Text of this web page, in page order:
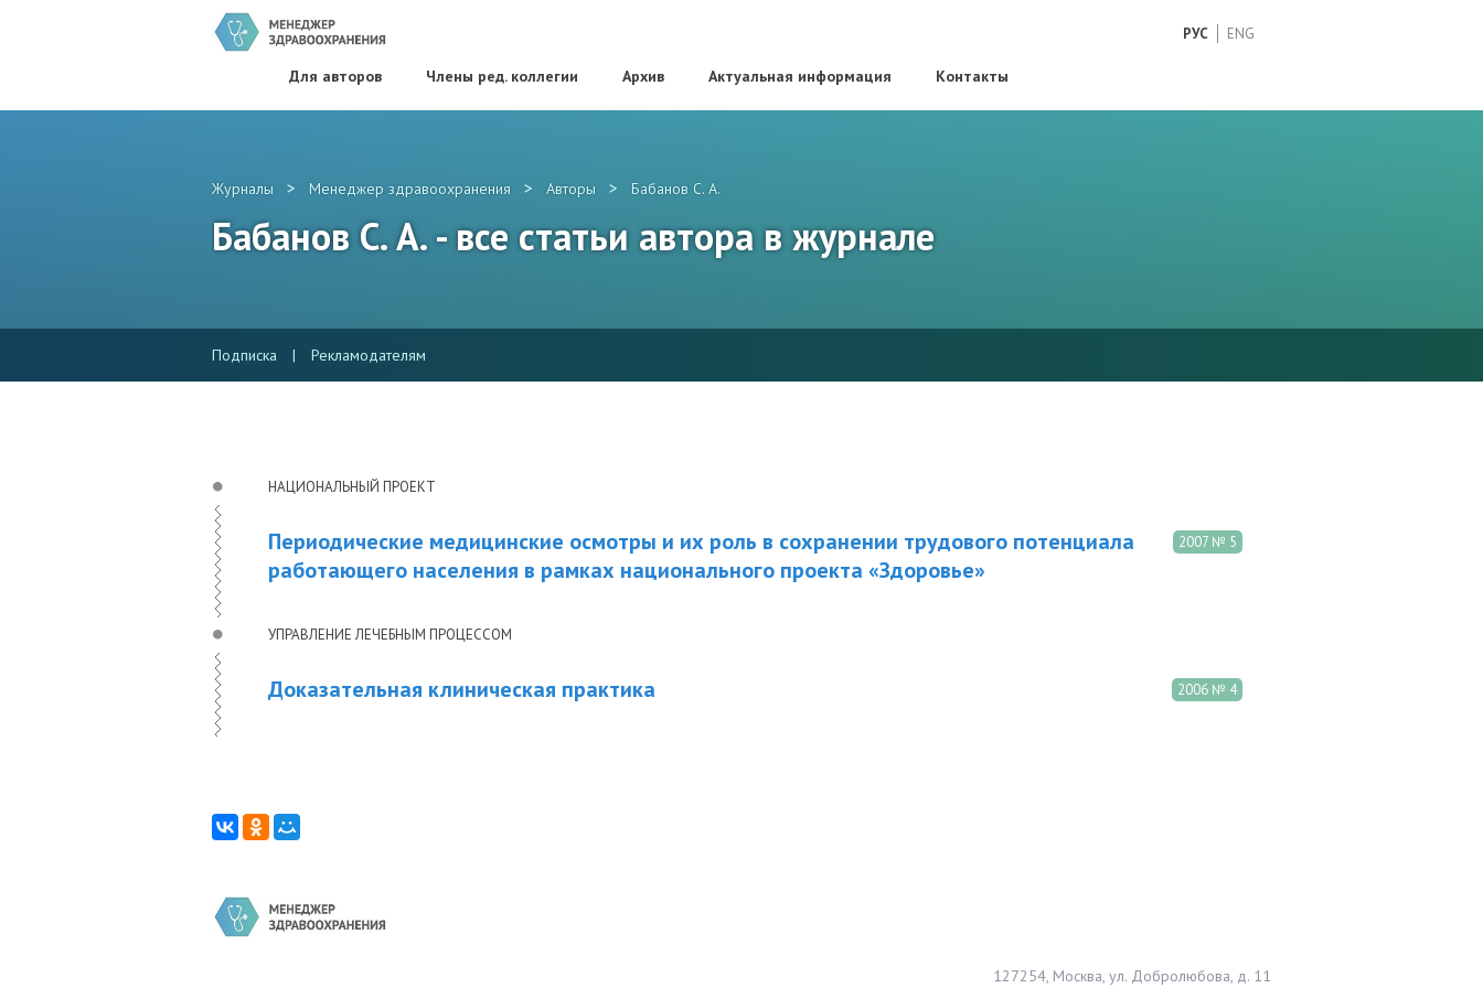
РУС ENG
Для авторов Члены ред. коллегии Архив Актуальная информация Контакты
Журналы > Менеджер здравоохранения > Авторы > Бабанов С. А.
Бабанов С. А. - все статьи автора в журнале
Подписка | Рекламодателям
НАЦИОНАЛЬНЫЙ ПРОЕКТ
2007 № 5
Периодические медицинские осмотры и их роль в сохранении трудового потенциала
работающего населения в рамках национального проекта «Здоровье»
УПРАВЛЕНИЕ ЛЕЧЕБНЫМ ПРОЦЕССОМ
2006 № 4
Доказательная клиническая практика
127254, Москва, ул. Добролюбова, д. 11